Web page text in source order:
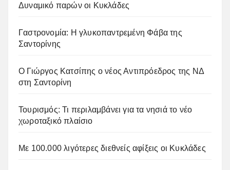
Δυναμικό παρών οι Κυκλάδες
Γαστρονομία: Η γλυκοπαντρεμένη Φάβα της
Σαντορίνης
Ο Γιώργος Κατσίπης ο νέος Αντιπρόεδρος της ΝΔ
στη Σαντορίνη
Τουρισμός: Τι περιλαμβάνει για τα νησιά το νέο
χωροταξικό πλαίσιο
Με 100.000 λιγότερες διεθνείς αφίξεις οι Κυκλάδες